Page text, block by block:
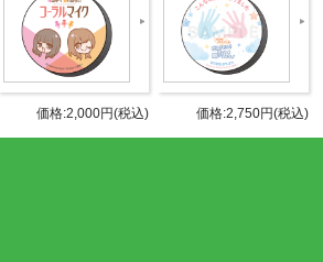
ブリエ・コミュニケーションズ株
社
リエ・コミュニケーションズ株
社
価格:2,000円(税込) 価格:2,750円(税込)